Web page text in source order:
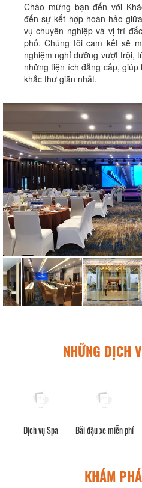
Chào mừng bạn đến với
đến sự kết hợp hoàn hảo
vụ chuyên nghiệp và vị trí
phố. Chúng tôi cam kết sẽ
nghiệm nghỉ dưỡng vượt trội,
những tiện ích đẳng cấp,
khắc thư giãn nhất.
NHỮNG DỊCH
Bãi đậu xe miễn phí Wifi miễn phí
KHÁM